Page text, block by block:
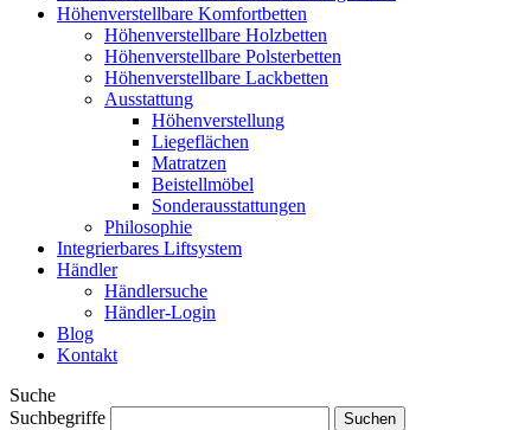
Höhenverstellbare Komfortbetten
Höhenverstellbare Holzbetten
Höhenverstellbare Polsterbetten
Höhenverstellbare Lackbetten
Ausstattung
Höhenverstellung
Liegeflächen
Matratzen
Beistellmöbel
Sonderausstattungen
Philosophie
Integrierbares Liftsystem
Händler
Händlersuche
Händler-Login
Blog
Kontakt
Suche
Suchbegriffe